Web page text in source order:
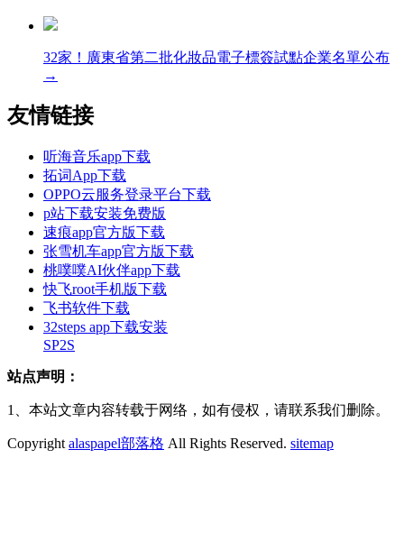
32家！廣東省第二批化妝品電子標簽試點企業名單公布
→
友情链接
听海音乐app下载
拓词App下载
OPPO云服务登录平台下载
p站下载安装免费版
速痕app官方版下载
张雪机车app官方版下载
桃噗噗AI伙伴app下载
快飞root手机版下载
飞书软件下载
32steps app下载安装
SP2S
站点声明：
1、本站文章内容转载于网络，如有侵权，请联系我们删除。
Copyright alaspapel部落格 All Rights Reserved. sitemap